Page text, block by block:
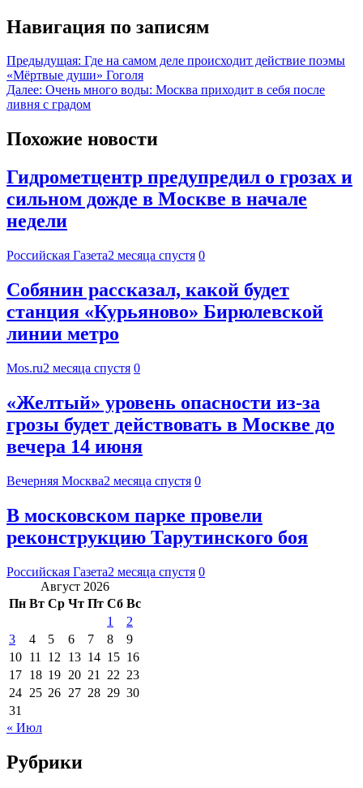
Навигация по записям
Предыдущая: Где на самом деле происходит действие поэмы
«Мёртвые души» Гоголя
Далее: Очень много воды: Москва приходит в себя после
ливня с градом
Похожие новости
Гидрометцентр предупредил о грозах и
сильном дожде в Москве в начале
недели
Российская Газета2 месяца спустя 0
Собянин рассказал, какой будет
станция «Курьяново» Бирюлевской
линии метро
Mos.ru2 месяца спустя 0
«Желтый» уровень опасности из-за
грозы будет действовать в Москве до
вечера 14 июня
Вечерняя Москва2 месяца спустя 0
В московском парке провели
реконструкцию Тарутинского боя
Российская Газета2 месяца спустя 0
Август 2026
Пн Вт Ср Чт Пт Сб Вс
1
2
3
4 5 6 7 8
9
10 11 12 13 14 15 16
17 18 19 20 21 22 23
24 25 26 27 28 29 30
31
« Июл
Рубрики